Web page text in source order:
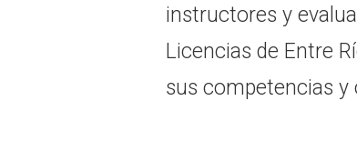
instructores y
Licencias de Entre
sus competencias